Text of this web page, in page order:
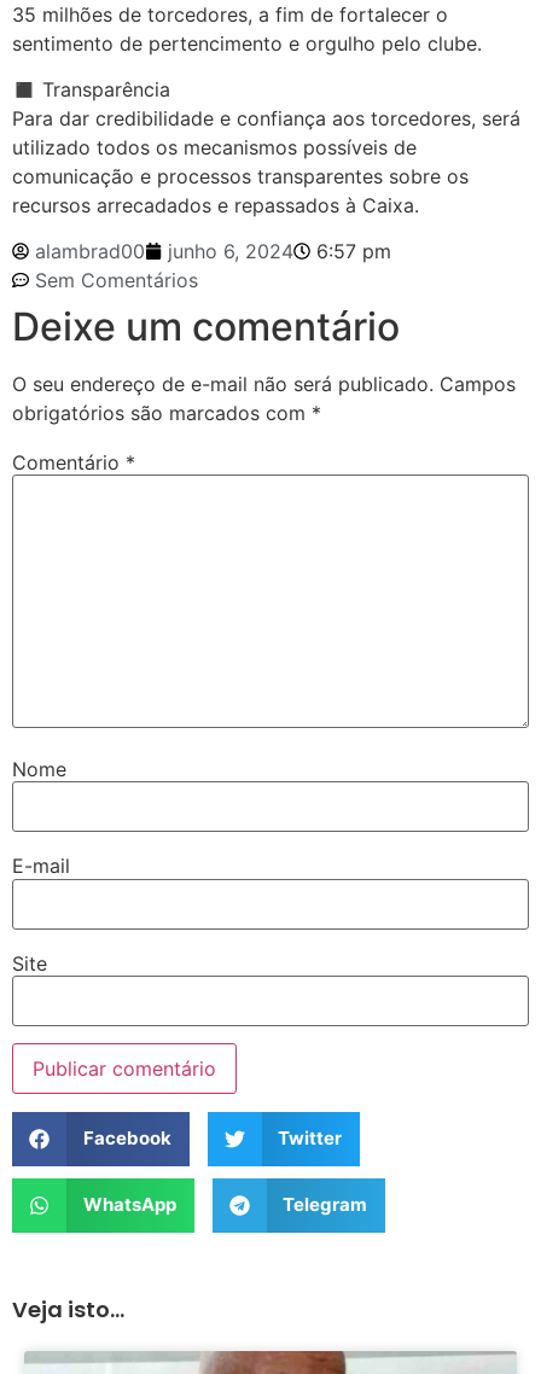
35 milhões de torcedores, a fim de fortalecer o
sentimento de pertencimento e orgulho pelo clube.
◼️ Transparência
Para dar credibilidade e confiança aos torcedores, será
utilizado todos os mecanismos possíveis de
comunicação e processos transparentes sobre os
recursos arrecadados e repassados à Caixa.
alambrad00
junho 6, 2024
6:57 pm
Sem Comentários
Deixe um comentário
O seu endereço de e-mail não será publicado. Campos
obrigatórios são marcados com *
Comentário *
Nome
E-mail
Site
Facebook Twitter
WhatsApp Telegram
Veja isto...